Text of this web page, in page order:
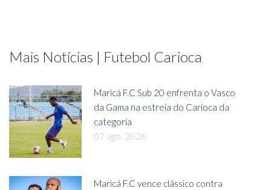
Mais Notícias | Futebol Carioca
Maricá F.C Sub 20 enfrenta o Vasco
da Gama na estreia do Carioca da
categoria
07 ago, 2026
Maricá F.C vence clássico contra